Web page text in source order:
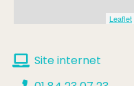
Leaflet
Site internet